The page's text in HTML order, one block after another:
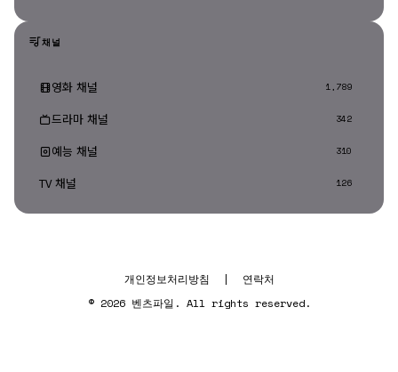
채널
영화 채널 1,789
드라마 채널 342
예능 채널 310
TV 채널 126
개인정보처리방침 |
연락처
© 2026 벤츠파일. All rights reserved.